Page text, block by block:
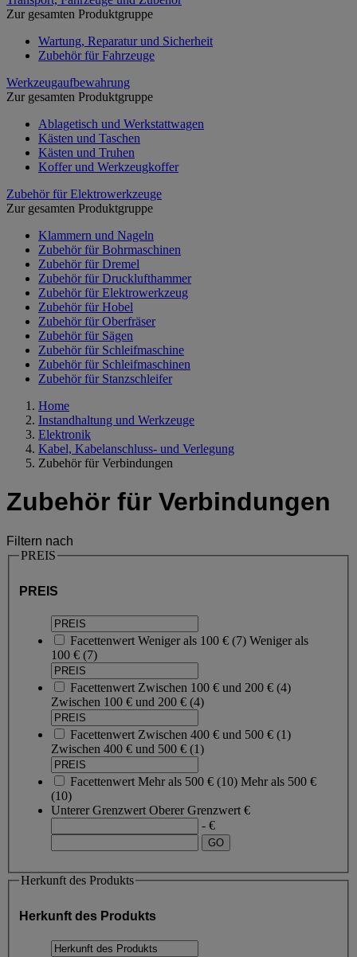
Zur gesamten Produktgruppe
Wartung, Reparatur und Sicherheit
Zubehör für Fahrzeuge
Werkzeugaufbewahrung
Zur gesamten Produktgruppe
Ablagetisch und Werkstattwagen
Kästen und Taschen
Kästen und Truhen
Koffer und Werkzeugkoffer
Zubehör für Elektrowerkzeuge
Zur gesamten Produktgruppe
Klammern und Nageln
Zubehör für Bohrmaschinen
Zubehör für Dremel
Zubehör für Drucklufthammer
Zubehör für Elektrowerkzeug
Zubehör für Hobel
Zubehör für Oberfräser
Zubehör für Sägen
Zubehör für Schleifmaschine
Zubehör für Schleifmaschinen
Zubehör für Stanzschleifer
Home
Instandhaltung und Werkzeuge
Elektronik
Kabel, Kabelanschluss- und Verlegung
Zubehör für Verbindungen
Zubehör für Verbindungen
Filtern nach
PREIS
PREIS
Facettenwert Weniger als 100 € (7) Weniger als
100 € (7)
Facettenwert Zwischen 100 € und 200 € (4)
Zwischen 100 € und 200 € (4)
Facettenwert Zwischen 400 € und 500 € (1)
Zwischen 400 € und 500 € (1)
Facettenwert Mehr als 500 € (10) Mehr als 500 €
(10)
Unterer Grenzwert Oberer Grenzwert €
- €
Herkunft des Produkts
Herkunft des Produkts